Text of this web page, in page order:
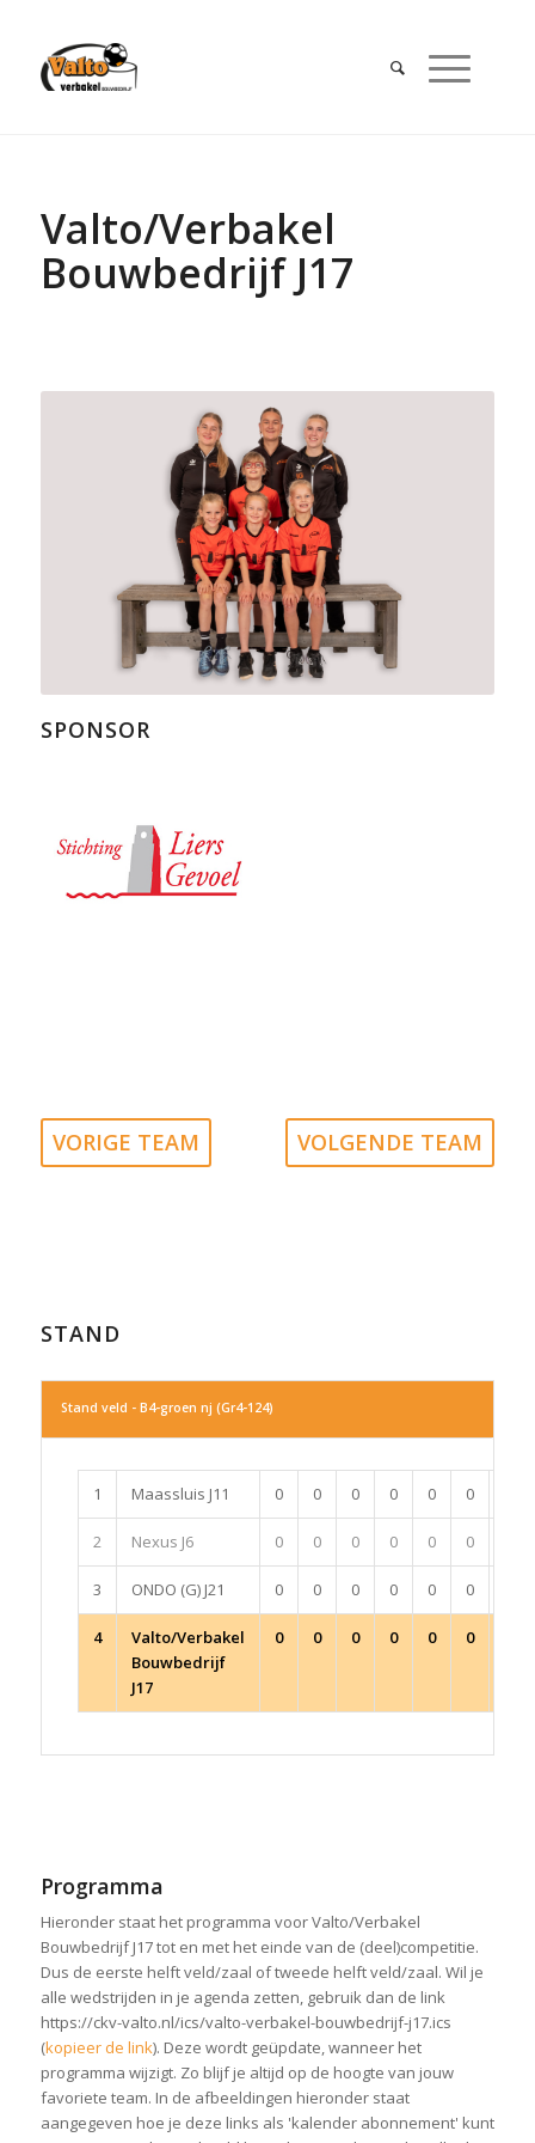
Valto/Verbakel
Bouwbedrijf J17
SPONSOR
VORIGE TEAM VOLGENDE TEAM
STAND
Stand veld - B4-groen nj (Gr4-124)
1 Maassluis J11 0 0 0 0 0 0
2 Nexus J6 0 0 0 0 0 0
3 ONDO (G) J21 0 0 0 0 0 0
4
Valto/Verbakel
Bouwbedrijf
J17
0 0 0 0 0 0
Programma
Hieronder staat het programma voor Valto/Verbakel
Bouwbedrijf J17 tot en met het einde van de (deel)competitie.
Dus de eerste helft veld/zaal of tweede helft veld/zaal. Wil je
alle wedstrijden in je agenda zetten, gebruik dan de link
https://ckv-valto.nl/ics/valto-verbakel-bouwbedrijf-j17.ics
(kopieer de link). Deze wordt geüpdate, wanneer het
programma wijzigt. Zo blijf je altijd op de hoogte van jouw
favoriete team. In de afbeeldingen hieronder staat
aangegeven hoe je deze links als 'kalender abonnement' kunt